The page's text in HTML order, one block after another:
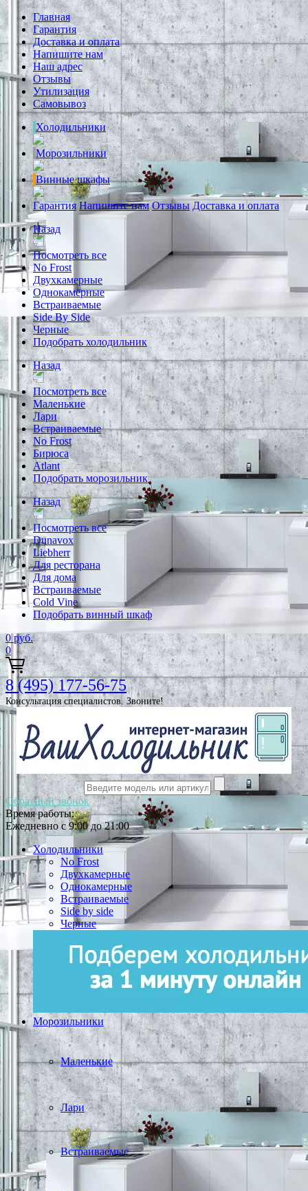
Главная
Гарантия
Доставка и оплата
Напишите нам
Наш адрес
Отзывы
Утилизация
Самовывоз
Холодильники
Морозильники
Винные шкафы
Гарантия Напишите нам Отзывы Доставка и оплата
Назад
Посмотреть все
No Frost
Двухкамерные
Однокамерные
Встраиваемые
Side By Side
Черные
Подобрать холодильник
Назад
Посмотреть все
Маленькие
Лари
Встраиваемые
No Frost
Бирюса
Atlant
Подобрать морозильник
Назад
Посмотреть все
Dunavox
Liebherr
Для ресторана
Для дома
Встраиваемые
Cold Vine
Подобрать винный шкаф
0 руб.
0
8 (495) 177-56-75
Консультация специалистов. Звоните!
Обратный звонок
Время работы:
Ежедневно с 9:00 до 21:00
Холодильники
No Frost
Двухкамерные
Однокамерные
Встраиваемые
Side by side
Черные
Морозильники
Маленькие
Лари
Встраиваемые